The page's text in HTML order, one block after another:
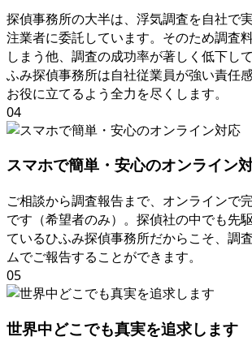
探偵事務所の大半は、 浮気調査を自社で
注業者に委託しています。 そのため調査
しまう他、 調査の成功率が著しく低下し
ふみ探偵事務所は自社従業員が強い責任
お役に立てるよう全力を尽くします。
04
スマホで簡単・安心のオンライン
ご相談から調査報告まで、 オンラインで
です（希望者のみ） 。 探偵社の中でも先
ているひふみ探偵事務所だからこそ、 調
ムでご報告することができます。
05
世界中どこでも真実を追求します